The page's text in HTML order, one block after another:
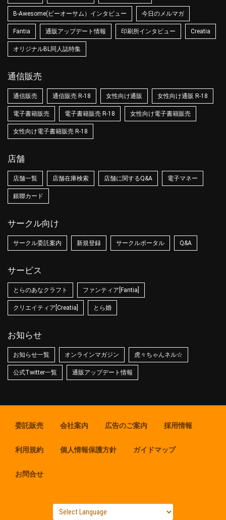
B-Awesome(ビーオーサム）インタビュー 今日のメルマガ
Fantia 通販アップデート情報 印刷所インタビュー Creatia
オリジナルBL同人誌特集
通信販売
通信販売 通信販売 R-18 女性向け通販 女性向け通販 R-18
電子書籍販売 電子書籍販売 R-18 女性向け電子書籍販売
女性向け電子書籍販売 R-18
店舗
店舗一覧 店舗在庫検索 店舗に関するQ&A 電子マネー
銀聯カード
サークル向け
サークル委託案内 新規登録 サークルポータル Q&A
サービス
とらのあなクラフト ファンティア[Fantia]
クリエイティア[Creatia] とら婚
お知らせ
お知らせ一覧 オンラインマガジン 虎々ちゃんネル☆
公式Twitter一覧 通販アップデート情報
委託販売 会社案内 広告のご案内 採用情報
利用規約 個人情報保護方針 ガイドマップ
お問合せ